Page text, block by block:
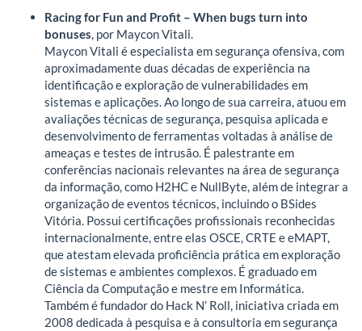
Racing for Fun and Profit – When bugs turn into
bonuses, por Maycon Vitali.
Maycon Vitali é especialista em segurança ofensiva, com
aproximadamente duas décadas de experiência na
identificação e exploração de vulnerabilidades em
sistemas e aplicações. Ao longo de sua carreira, atuou em
avaliações técnicas de segurança, pesquisa aplicada e
desenvolvimento de ferramentas voltadas à análise de
ameaças e testes de intrusão. É palestrante em
conferências nacionais relevantes na área de segurança
da informação, como H2HC e NullByte, além de integrar a
organização de eventos técnicos, incluindo o BSides
Vitória. Possui certificações profissionais reconhecidas
internacionalmente, entre elas OSCE, CRTE e eMAPT,
que atestam elevada proficiência prática em exploração
de sistemas e ambientes complexos. É graduado em
Ciência da Computação e mestre em Informática.
Também é fundador do Hack N’ Roll, iniciativa criada em
2008 dedicada à pesquisa e à consultoria em segurança